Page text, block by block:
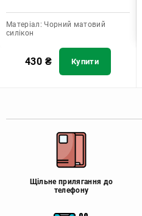
Матеріал: Чорний матовий
силікон
430 ₴ Купити
Щільне прилягання до
телефону